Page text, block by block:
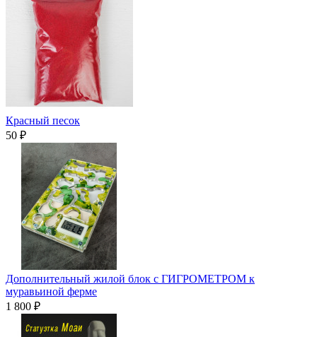
Красный песок
50 ₽
Дополнительный жилой блок с ГИГРОМЕТРОМ к
муравьиной ферме
1 800 ₽